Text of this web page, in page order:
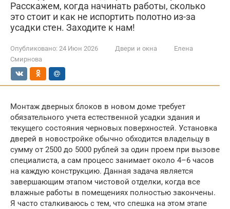
Расскажем, когда начинать работы, сколько
это стоит и как не испортить полотно из-за
усадки стен. Заходите к нам!
Опубликовано: 24 Июн 2026 Двери и окна
Елена
Смирнова
Монтаж дверных блоков в новом доме требует
обязательного учета естественной усадки здания и
текущего состояния черновых поверхностей. Установка
дверей в новостройке обычно обходится владельцу в
сумму от 2500 до 5000 рублей за один проем при вызове
специалиста, а сам процесс занимает около 4–6 часов
на каждую конструкцию. Данная задача является
завершающим этапом чистовой отделки, когда все
влажные работы в помещениях полностью закончены.
Я часто сталкиваюсь с тем, что спешка на этом этапе